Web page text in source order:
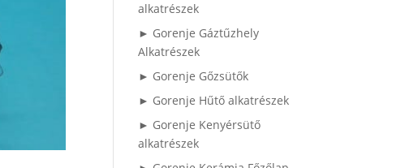
alkatrészek
► Gorenje Gáztűzhely
Alkatrészek
► Gorenje Gőzsütők
► Gorenje Hűtő alkatrészek
► Gorenje Kenyérsütő
alkatrészek